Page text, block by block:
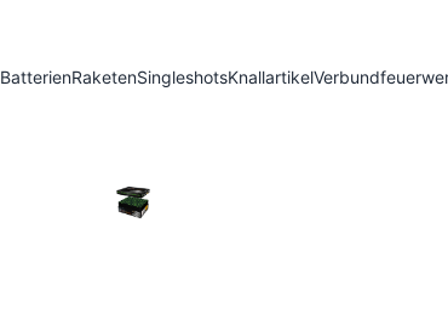
BatterienRaketenSingleshotsKnallartikel